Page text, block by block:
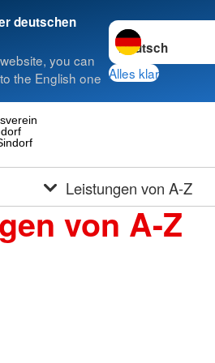
deutschen
you can
the English one
Sprache
Alles klar
Leistungen von A-Z
von A-Z